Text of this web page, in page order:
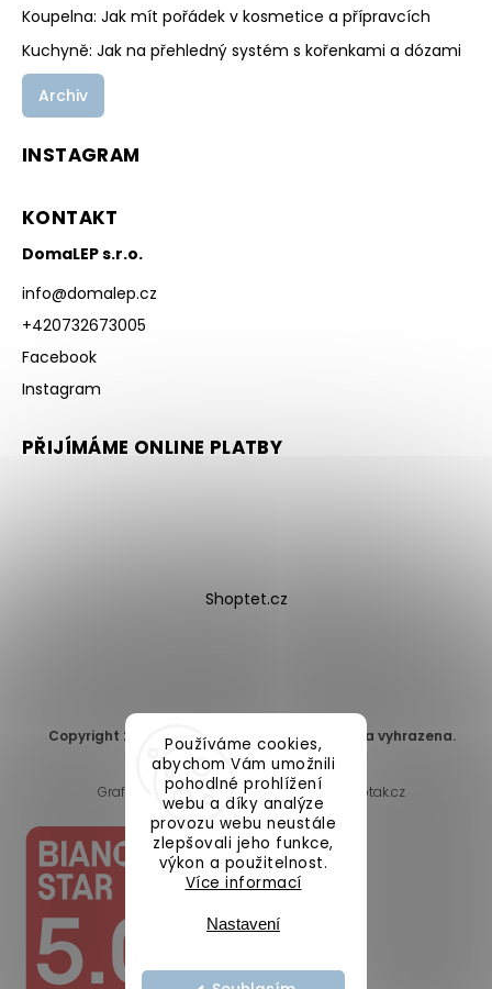
Používáme cookies,
abychom Vám umožnili
pohodlné prohlížení
webu a díky analýze
provozu webu neustále
zlepšovali jeho funkce,
výkon a použitelnost.
Více informací
Nastavení
Koupelna: Jak mít pořádek v kosmetice a přípravcích
Kuchyně: Jak na přehledný systém s kořenkami a dózami
Archiv
INSTAGRAM
KONTAKT
DomaLEP s.r.o.
info@domalep.cz
+420732673005
Facebook
Instagram
PŘIJÍMÁME ONLINE PLATBY
Shoptet.cz
Copyright 2026 DomaLEP s.r.o.
. Všechna práva vyhrazena.
Upravit nastavení cookies
Grafický návrh vytvořil a nakódoval
Shoptak.cz